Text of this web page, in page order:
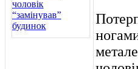
чоловік
“замінував”
будинок